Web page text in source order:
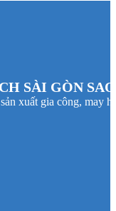
SÀI GÒN
xuất gia công, may